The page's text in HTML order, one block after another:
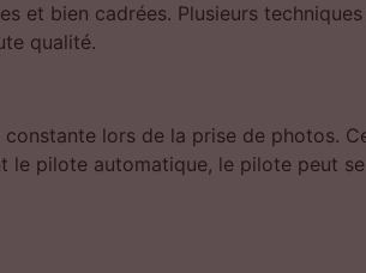
et bien cadrées. Plusieurs
qualité.
lors de la prise de photos.
le pilote automatique, le pilote peut